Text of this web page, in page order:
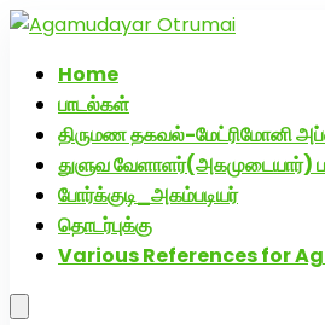
Home
பாடல்கள்
திருமண தகவல்-மேட்ரிமோனி
துளுவ வேளாளர்(அகமுடையார்)
போர்க்குடி_அகம்படியர்
தொடர்புக்கு
Various References for
அகமுடையார் திருமண வரன்களுக்கு